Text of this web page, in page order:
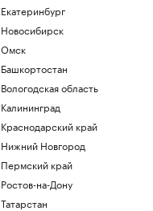
Екатеринбург
Новосибирск
Омск
Башкортостан
Вологодская область
Калининград
Краснодарский край
Нижний Новгород
Пермский край
Ростов-на-Дону
Татарстан